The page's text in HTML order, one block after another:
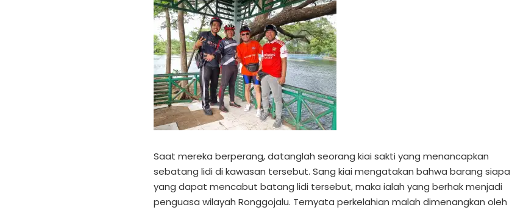
Saat mereka berperang, datanglah seorang kiai sakti yang menancapkan
sebatang lidi di kawasan tersebut. Sang kiai mengatakan bahwa barang siapa
yang dapat mencabut batang lidi tersebut, maka ialah yang berhak menjadi
penguasa wilayah Ronggojalu. Ternyata perkelahian malah dimenangkan oleh